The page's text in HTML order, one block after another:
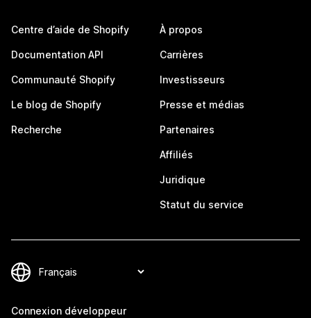
Centre d’aide de Shopify
Documentation API
Communauté Shopify
Le blog de Shopify
Recherche
À propos
Carrières
Investisseurs
Presse et médias
Partenaires
Affiliés
Juridique
Statut du service
Connexion développeur